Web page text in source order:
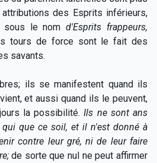
des Esprits inférieurs,
sous le nomd'Esprits frappeurs,
tours de force sont le fait des
savants.
ils se manifestent quand ils
et aussi quand ils le peuvent,
la possibilité.Ils ne sont ans
que ce soil, et il n'est donné à
contre leur gré, ni de leur faire
de sorte que nul ne peut affirmer